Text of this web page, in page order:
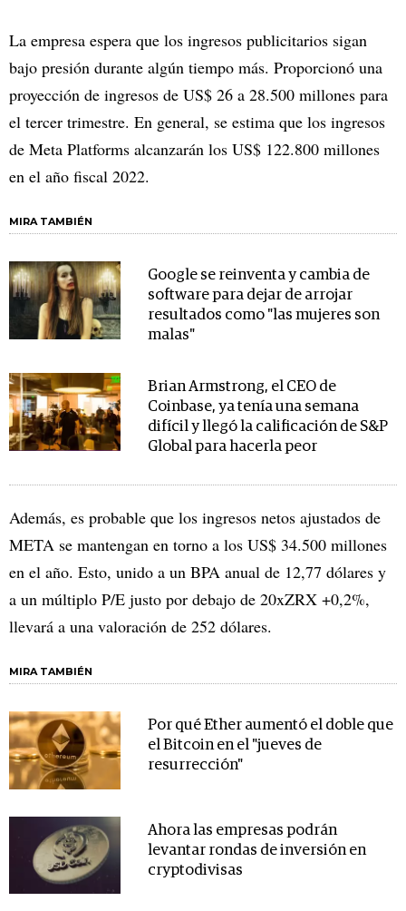
La empresa espera que los ingresos publicitarios sigan
bajo presión durante algún tiempo más. Proporcionó una
proyección de ingresos de US$ 26 a 28.500 millones para
el tercer trimestre. En general, se estima que los ingresos
de Meta Platforms alcanzarán los US$ 122.800 millones
en el año fiscal 2022.
MIRA TAMBIÉN
Google se reinventa y cambia de
software para dejar de arrojar
resultados como "las mujeres son
malas"
Brian Armstrong, el CEO de
Coinbase, ya tenía una semana
difícil y llegó la calificación de S&P
Global para hacerla peor
Además, es probable que los ingresos netos ajustados de
META se mantengan en torno a los US$ 34.500 millones
en el año. Esto, unido a un BPA anual de 12,77 dólares y
a un múltiplo P/E justo por debajo de 20xZRX +0,2%,
llevará a una valoración de 252 dólares.
MIRA TAMBIÉN
Por qué Ether aumentó el doble que
el Bitcoin en el "jueves de
resurrección"
Ahora las empresas podrán
levantar rondas de inversión en
cryptodivisas